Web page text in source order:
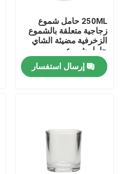
اتصل بنا
اطلب اقتباس
حاملي الشموع الزجاجية
زجاجات المنتشرات
250ML حامل شموع
زجاجية متعلقة بالشموع
الزخرفية مضيئة الشاي
حامل شموع
إرسال استفسار